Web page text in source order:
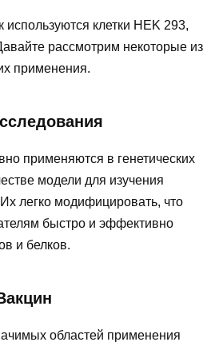
используются клетки HEK 293,
рассмотрим некоторые из
применения.
применяются в генетических
модели для изучения
легко модифицировать, что
быстро и эффективно
и белков.
областей применения